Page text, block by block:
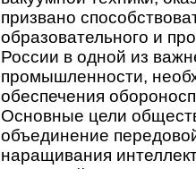
призвано
образовательного и
России в одной из
промышленности,
обеспечения
Основные цели
объединение
наращивания